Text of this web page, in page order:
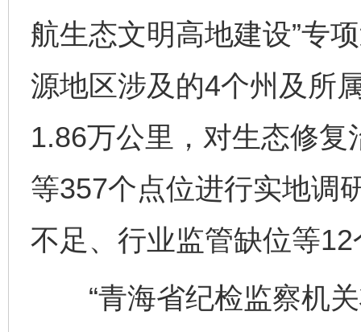
航生态文明高地建设”专
源地区涉及的4个州及所
1.86万公里，对生态修
等357个点位进行实地调
不足、行业监管缺位等
“青海省纪检监察机关